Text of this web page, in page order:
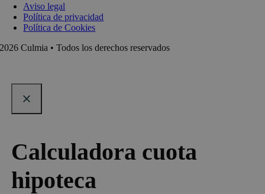
Aviso legal
Política de privacidad
Política de Cookies
2026 Culmia • Todos los derechos reservados
Calculadora cuota
hipoteca